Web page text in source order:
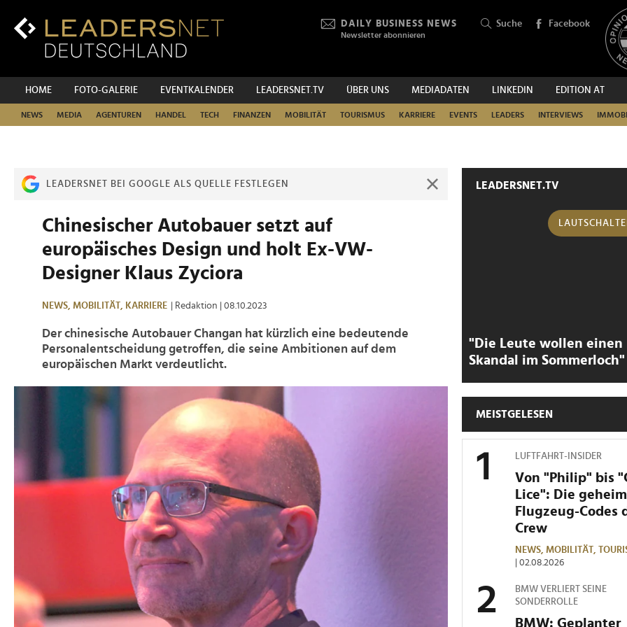
Inhalt
DAILY BUSINESS NEWS
Newsletter abonnieren
Suche Facebook
HOME FOTO-GALERIE EVENTKALENDER LEADERSNET.TV ÜBER UNS MEDIADATEN LINKEDIN EDITION AT
NEWS MEDIA AGENTUREN HANDEL TECH FINANZEN MOBILITÄT TOURISMUS KARRIERE EVENTS LEADERS INTERVIEWS
SUCHEN
LEADERSNET BEI GOOGLE ALS QUELLE FESTLEGEN
Chinesischer Autobauer setzt auf
europäisches Design und holt Ex-VW-
Designer Klaus Zyciora
NEWS, MOBILITÄT, KARRIERE | Redaktion | 08.10.2023
Der chinesische Autobauer Changan hat kürzlich eine bedeutende
Personalentscheidung getroffen, die seine Ambitionen auf dem
europäischen Markt verdeutlicht.
LEADERSNET.TV
"Die Leute wollen einen
Skandal im Sommerloch"
MEISTGELESEN
LUFTFAHRT-INSIDER
Von "Philip" bis
Lice": Die
Flugzeug-Codes
Crew
NEWS, MOBILITÄT,
| 02.08.2026
BMW VERLIERT SEINE
SONDERROLLE
BMW: Geplanter